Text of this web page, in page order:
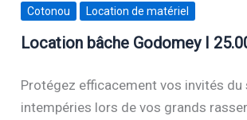
Cotonou Location de matériel
Location bâche Godomey I
Protégez efficacement vos invités du
intempéries lors de vos grands